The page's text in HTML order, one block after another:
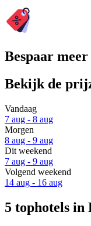
Bespaar
Bekijk de
Vandaag
7 aug - 8 aug
Morgen
8 aug - 9 aug
Dit weekend
7 aug - 9 aug
Volgend weekend
14 aug - 16 aug
5 tophotels in